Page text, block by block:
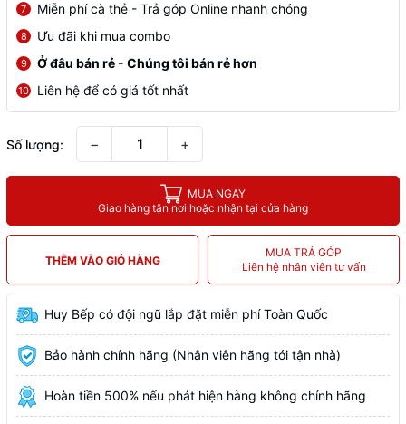
7 Miễn phí cà thẻ - Trả góp Online nhanh chóng
8 Ưu đãi khi mua combo
9 Ở đâu bán rẻ - Chúng tôi bán rẻ hơn
10 Liên hệ để có giá tốt nhất
Số lượng: − +
MUA NGAY
Giao hàng tận nơi hoặc nhận tại cửa hàng
THÊM VÀO GIỎ HÀNG
MUA TRẢ GÓP
Liên hệ nhân viên tư vấn
Huy Bếp có đội ngũ lắp đặt miễn phí Toàn Quốc
Bảo hành chính hãng (Nhân viên hãng tới tận nhà)
Hoàn tiền 500% nếu phát hiện hàng không chính hãng